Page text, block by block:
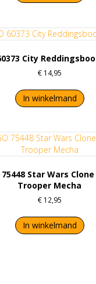
City
€14,95
In winkelmand
75448 Star Wars
Trooper Mecha
€12,95
In winkelmand